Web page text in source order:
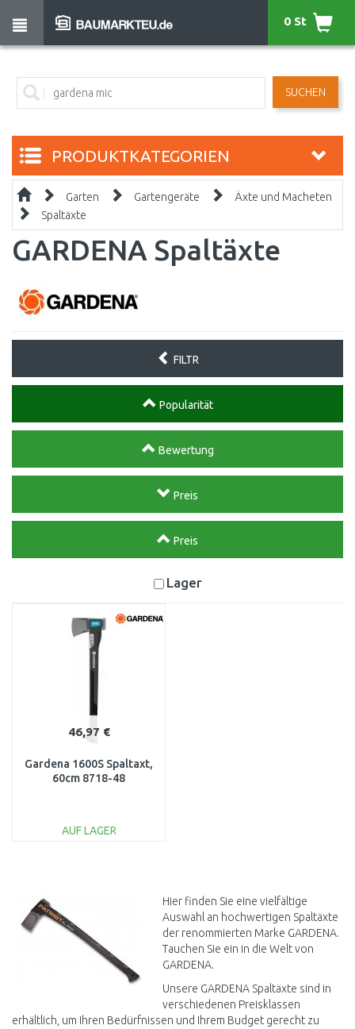
SUCHEN
0 St
PRODUKTKATEGORIEN
Garten Gartengeräte
Äxte und Macheten
Spaltäxte
GARDENA Spaltäxte
FILTR
Popularität
Bewertung
Preis
Preis
Lager
46,97 €
Gardena 1600S Spaltaxt,
60cm 8718-48
AUF LAGER
Hier finden Sie eine vielfältige
Auswahl an hochwertigen Spaltäxte
der renommierten Marke GARDENA.
Tauchen Sie ein in die Welt von
GARDENA.
Unsere GARDENA Spaltäxte sind in
verschiedenen Preisklassen
erhältlich, um Ihren Bedürfnissen und Ihrem Budget gerecht zu